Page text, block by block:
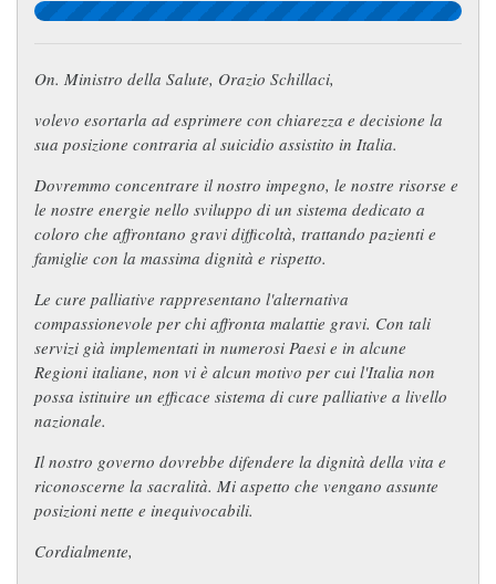
On. Ministro della Salute, Orazio Schillaci,
volevo esortarla ad esprimere con chiarezza e decisione la
sua posizione contraria al suicidio assistito in Italia.
Dovremmo concentrare il nostro impegno, le nostre risorse e
le nostre energie nello sviluppo di un sistema dedicato a
coloro che affrontano gravi difficoltà, trattando pazienti e
famiglie con la massima dignità e rispetto.
Le cure palliative rappresentano l'alternativa
compassionevole per chi affronta malattie gravi. Con tali
servizi già implementati in numerosi Paesi e in alcune
Regioni italiane, non vi è alcun motivo per cui l'Italia non
possa istituire un efficace sistema di cure palliative a livello
nazionale.
Il nostro governo dovrebbe difendere la dignità della vita e
riconoscerne la sacralità. Mi aspetto che vengano assunte
posizioni nette e inequivocabili.
Cordialmente,